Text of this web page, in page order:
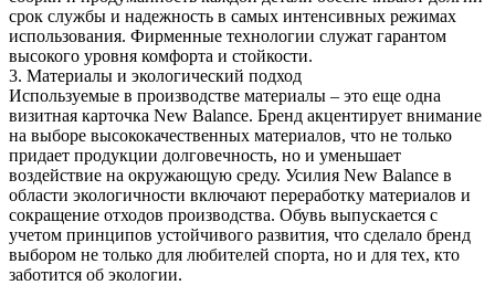
срок службы и надежность в самых интенсивных режимах
использования. Фирменные технологии служат гарантом
высокого уровня комфорта и стойкости.
3. Материалы и экологический подход
Используемые в производстве материалы – это еще одна
визитная карточка New Balance. Бренд акцентирует внимание
на выборе высококачественных материалов, что не только
придает продукции долговечность, но и уменьшает
воздействие на окружающую среду. Усилия New Balance в
области экологичности включают переработку материалов и
сокращение отходов производства. Обувь выпускается с
учетом принципов устойчивого развития, что сделало бренд
выбором не только для любителей спорта, но и для тех, кто
заботится об экологии.